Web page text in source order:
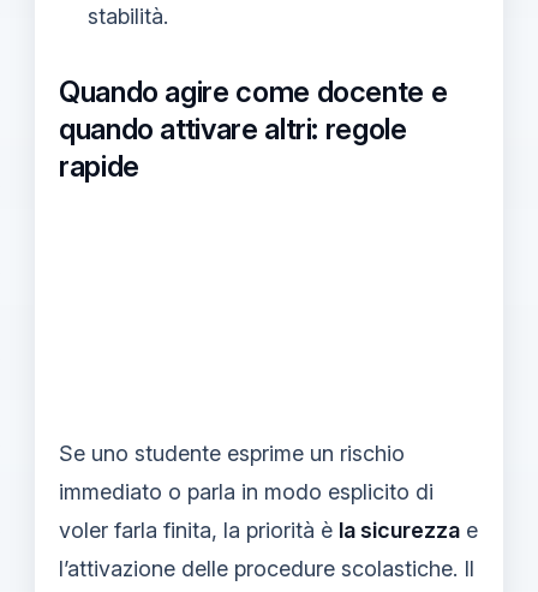
stabilità.
Quando agire come docente e
quando attivare altri: regole
rapide
Se uno studente esprime un rischio
immediato o parla in modo esplicito di
voler farla finita, la priorità è la sicurezza e
l’attivazione delle procedure scolastiche. Il